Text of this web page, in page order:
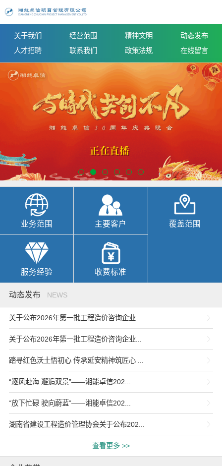
关于我们 经营范围 精神文明
动态发布
人才招聘
联系我们 政策法规 在线留言
业务范围 主要客户 覆盖范围
服务经验 收费标准
动态发布 NEWS
关于公布2026年第一批工程造价咨询企业...
关于公布2026年第一批工程造价咨询企业...
踏寻红色沃土悟初心 传承延安精神筑匠心 ...
“逐风赴海 邂逅双景”——湘能卓信202...
“放下忙碌 驶向蔚蓝”——湘能卓信202...
湖南省建设工程造价管理协会关于公布202...
查看更多 >>